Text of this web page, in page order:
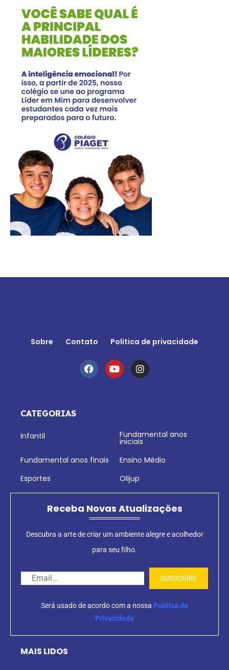
Sobre Contato Politica de privacidade
CATEGORIAS
Infantil Fundamental anos
iniciais
Fundamental anos finais
Ensino Médio
Esportes
Olijup
Receba Novas Atualizações
Descubra a arte de criar um ambiente alegre e acolhedor
para seu filho.
Será usado de acordo com a nossa Política de
Privacidade
MAIS LIDOS